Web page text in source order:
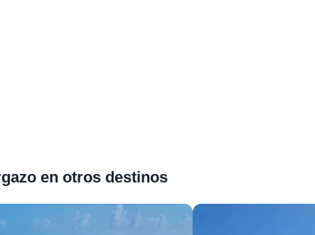
en otros destinos